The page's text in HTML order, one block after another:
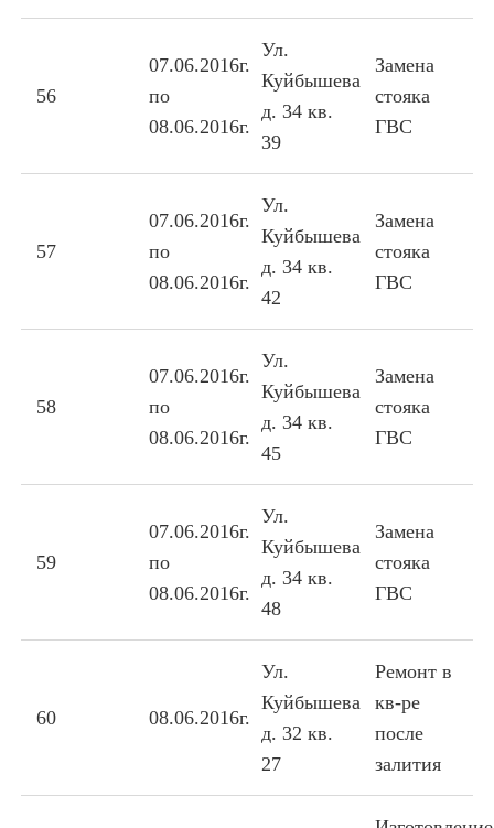
56
07.06.2016г.
по
08.06.2016г.
Ул.
Куйбышева
д. 34 кв.
39
Замена
стояка
ГВС
57
07.06.2016г.
по
08.06.2016г.
Ул.
Куйбышева
д. 34 кв.
42
Замена
стояка
ГВС
58
07.06.2016г.
по
08.06.2016г.
Ул.
Куйбышева
д. 34 кв.
45
Замена
стояка
ГВС
59
07.06.2016г.
по
08.06.2016г.
Ул.
Куйбышева
д. 34 кв.
48
Замена
стояка
ГВС
60 08.06.2016г.
Ул.
Куйбышева
д. 32 кв.
27
Ремонт в
кв-ре
после
залития